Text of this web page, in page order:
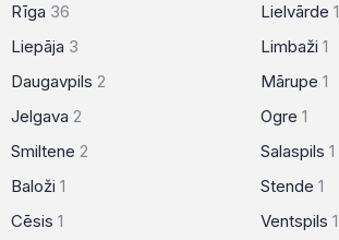
Rīga 36
Liepāja 3
Daugavpils 2
Jelgava 2
Smiltene 2
Baloži 1
Cēsis 1
Lielvārde 1
Limbaži 1
Mārupe 1
Ogre 1
Salaspils 1
Stende 1
Ventspils 1